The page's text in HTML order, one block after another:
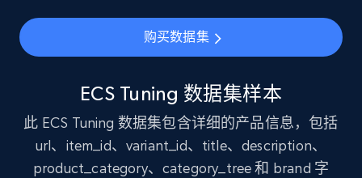
URL, Product id, Listing inventory id, Title, Rating,
Reviews count shop, Reviews count item, Initial
price, and more.
eCommerce
1.9K+ 323+ 立即购买
购买数据集
ECS Tuning 数据集样本
此 ECS Tuning 数据集包含详细的产品信息，包括
url、item_id、variant_id、title、description、
product_category、category_tree 和 brand 字